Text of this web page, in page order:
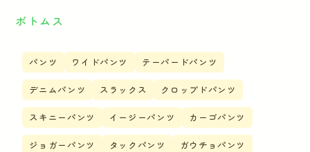
ボトムス
パンツ ワイドパンツ テーパードパンツ
デニムパンツ スラックス クロップドパンツ
スキニーパンツ イージーパンツ カーゴパンツ
ジョガーパンツ タックパンツ ガウチョパンツ